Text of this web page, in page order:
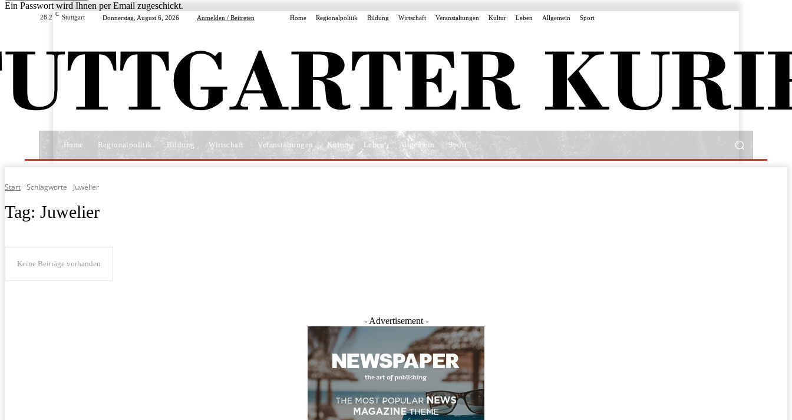
Ein Passwort wird Ihnen per Email zugeschickt.
28.2 C Stuttgart Donnerstag, August 6, 2026 Anmelden / Beitreten Home Regionalpolitik Bildung Wirtschaft Veranstaltungen Kultur Leben Allgemein Sport
Home Regionalpolitik Bildung Wirtschaft Veranstaltungen Kultur Leben Allgemein Sport
Start Schlagworte Juwelier
Tag: Juwelier
Keine Beiträge vorhanden
- Advertisement -